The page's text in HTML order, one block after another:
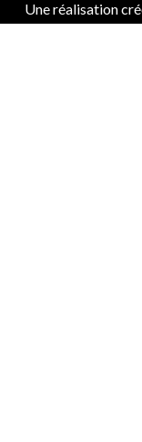
Une réalisation